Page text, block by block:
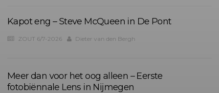
Kapot eng – Steve McQueen in De Pont
ZOUT 6/7-2026 Dieter van den Bergh
Meer dan voor het oog alleen – Eerste
fotobiënnale Lens in Nijmegen